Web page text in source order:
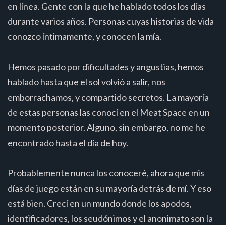
en línea. Gente con la que he hablado todos los días
durante varios años. Personas cuyas historias de vida
conozco íntimamente, y conocen la mía.
Hemos pasado por dificultades y angustias, hemos
hablado hasta que el sol volvió a salir, nos
emborrachamos, y compartido secretos. La mayoría
de estas personas las conocí en el Meat Space en un
momento posterior. Alguno, sin embargo, no me he
encontrado hasta el día de hoy.
Probablemente nunca los conoceré, ahora que mis
días de juego están en su mayoría detrás de mí. Y eso
está bien. Crecí en un mundo donde los apodos,
identificadores, los seudónimos y el anonimato son la